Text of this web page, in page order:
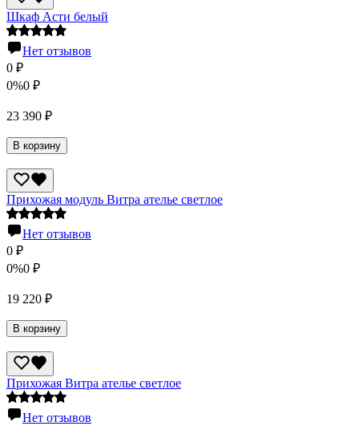
Шкаф Асти белый
Нет отзывов
0 ₽
0%0 ₽
23 390 ₽
В корзину
Прихожая модуль Витра ателье светлое
Нет отзывов
0 ₽
0%0 ₽
19 220 ₽
В корзину
Прихожая Витра ателье светлое
Нет отзывов